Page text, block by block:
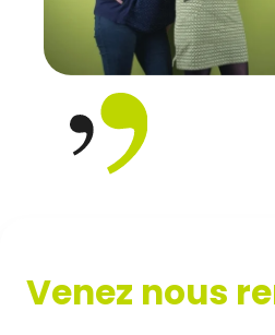
Venez nous